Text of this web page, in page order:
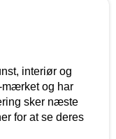
interiør og
mærket og har
sker næste
for at se deres